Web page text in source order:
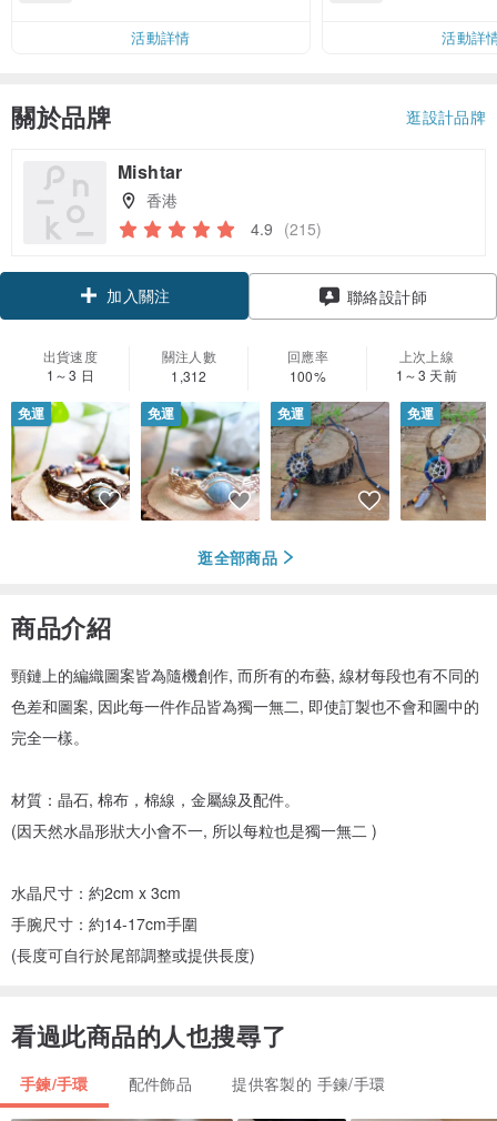
活動詳情
活動詳
關於品牌 逛設計品牌
Mishtar
香港
4.9 (215)
加入關注 聯絡設計師
出貨速度
1～3 日
關注人數
1,312
回應率
100%
上次上線
1～3 天前
免運 免運 免運 免運
逛全部商品
商品介紹
頸鏈上的編織圖案皆為隨機創作, 而所有的布藝, 線材每段也有不同的
色差和圖案, 因此每一件作品皆為獨一無二, 即使訂製也不會和圖中的
完全一樣。
材質：晶石, 棉布，棉線，金屬線及配件。
(因天然水晶形狀大小會不一, 所以每粒也是獨一無二 )
水晶尺寸：約2cm x 3cm
手腕尺寸：約14-17cm手圍
(長度可自行於尾部調整或提供長度)
看過此商品的人也搜尋了
手鍊/手環 配件飾品 提供客製的 手鍊/手環